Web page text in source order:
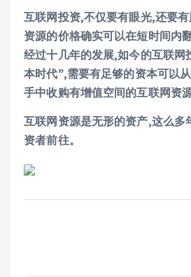
互联网投资,不仅要有眼光,还要
资源的价格确实可以在短时间内
经过十几年的发展,如今的互联网
本时代”,需要有足够的资本可以
手中收购有增值空间的互联网资源
互联网资源是无形的资产,这么多
资者前往。